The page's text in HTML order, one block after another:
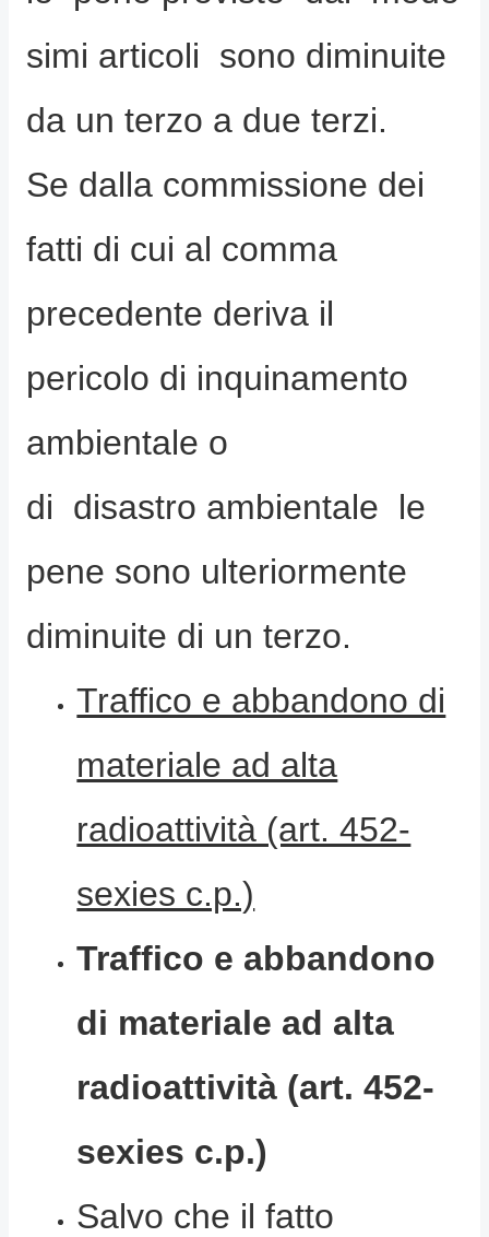
simi articoli sono diminuite
da un terzo a due terzi.
Se dalla commissione dei
fatti di cui al comma
precedente deriva il
pericolo di inquinamento
ambientale o
di disastro ambientale le
pene sono ulteriormente
diminuite di un terzo.
Traffico e abbandono di
materiale ad alta
radioattività (art. 452-
sexies c.p.)
Traffico e abbandono
di materiale ad alta
radioattività (art. 452-
sexies c.p.)
Salvo che il fatto